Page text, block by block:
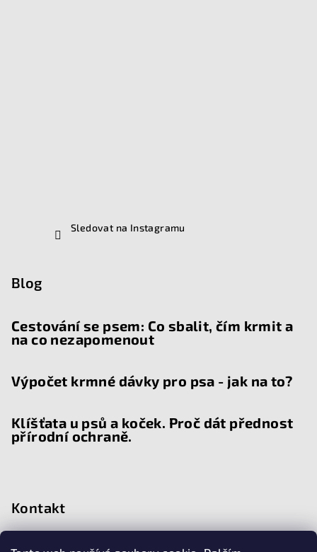
Sledovat na Instagramu
Blog
Cestování se psem: Co sbalit, čím krmit a
na co nezapomenout
Výpočet krmné dávky pro psa - jak na to?
Klíšťata u psů a koček. Proč dát přednost
přírodní ochraně.
Kontakt